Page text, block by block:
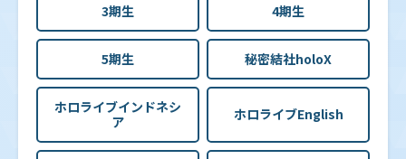
3期生 4期生
5期生 秘密結社holoX
ホロライブインドネシ
ア
ホロライブEnglish